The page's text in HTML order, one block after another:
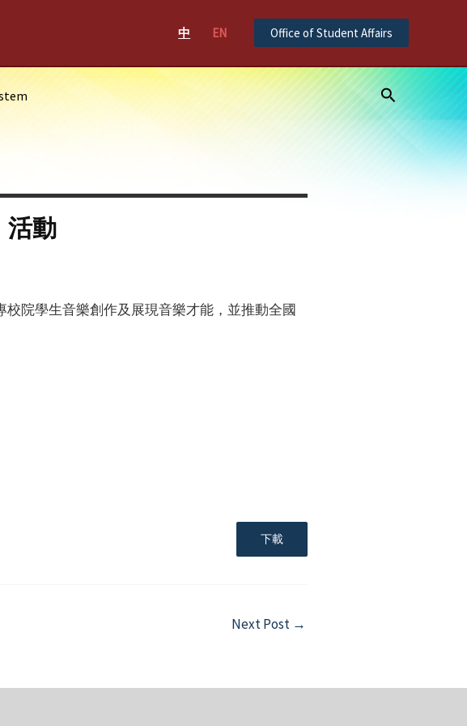
中 EN Office of Student Affairs
Search
活動
院學生音樂創作及展現音樂才能，並推動全國
下載
Next Post →